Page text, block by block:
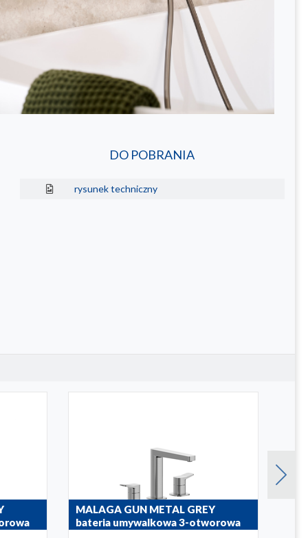
DO POBRANIA
rysunek techniczny
MALAGA GUN METAL GREY
bateria umywalkowa 3-otworowa